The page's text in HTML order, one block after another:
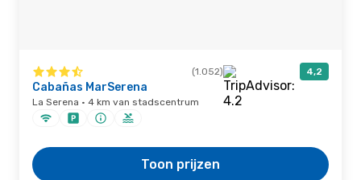
(1.052) 4,2
Cabañas MarSerena
La Serena · 4 km van stadscentrum
Toon prijzen